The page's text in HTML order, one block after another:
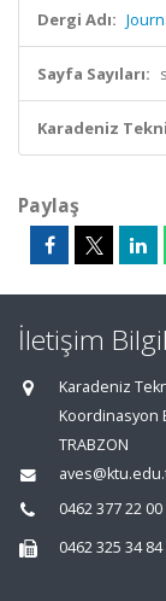
Dergi Adı:
Sayfa Sayıları:
Karadeniz
Paylaş
İletişim
Karadeniz
Koordinasyon
TRABZON
0462 377 22
0462 325 34 84